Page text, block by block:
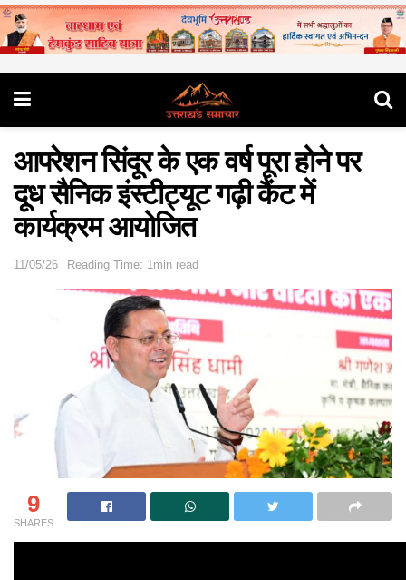
आपरेशन सिंदूर के एक वर्ष पूरा होने पर
दूध सैनिक इंस्टीट्यूट गढ़ी कैंट में
कार्यक्रम आयोजित
11/05/26 Reading Time: 1min read
9
SHARES